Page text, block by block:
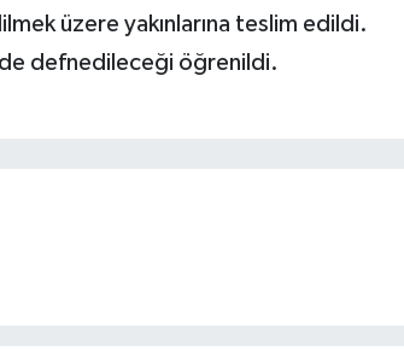
üzere yakınlarına teslim edildi.
defnedileceği öğrenildi.